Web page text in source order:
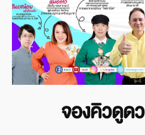
จองคิวดูด